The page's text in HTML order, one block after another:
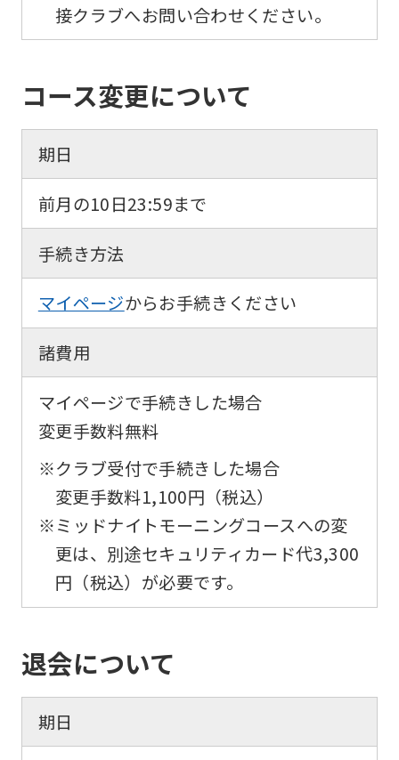
接クラブへお問い合わせください。
コース変更について
期日
前月の10日23:59まで
手続き方法
マイページからお手続きください
諸費用
マイページで手続きした場合
変更手数料無料
※クラブ受付で手続きした場合
変更手数料1,100円（税込）
※ミッドナイトモーニングコースへの変
更は、別途セキュリティカード代3,300
円（税込）が必要です。
退会について
期日
Central
website
is
translated
into
Click
the
link
(start
to
return
to
the
top
you